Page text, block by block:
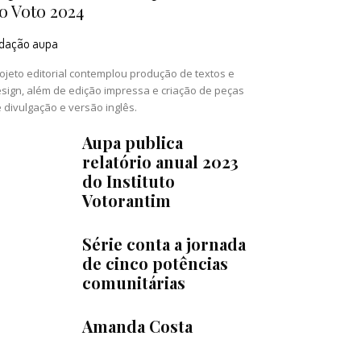
Voto 2024
aupa
editorial contemplou produção de textos e
além de edição impressa e criação de peças
divulgação e versão inglês.
Aupa publica
relatório anual 2023
do Instituto
Votorantim
Série conta a jornada
de cinco potências
comunitárias
Amanda Costa